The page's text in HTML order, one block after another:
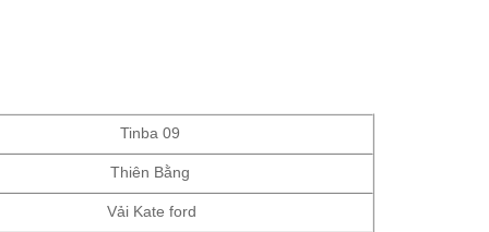
Tinba 09
Thiên Bằng
Vải Kate ford